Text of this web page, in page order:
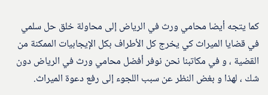
كما يتجه أيضا محامي ورث في الرياض إلى محاولة خلق حل سلمي
في قضايا الميراث كي يخرج كل الأطراف بكل الإيجابيات الممكنة من
القضية ، و في مكاتبنا نحن نوفر أفضل محامي ورث في الرياض دون
شك ، لهذا و بغض النظر عن سبب اللجوء إلى رفع دعوة الميراث.